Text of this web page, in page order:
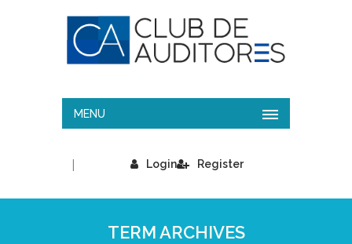
MENU
Login
| Register
TERM ARCHIVES